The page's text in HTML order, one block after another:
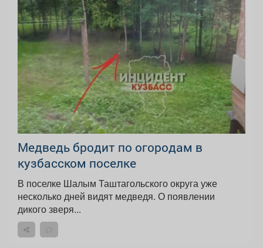
Медведь бродит по огородам в
кузбасском поселке
В поселке Шалым Таштагольского округа уже
несколько дней видят медведя. О появлении
дикого зверя...